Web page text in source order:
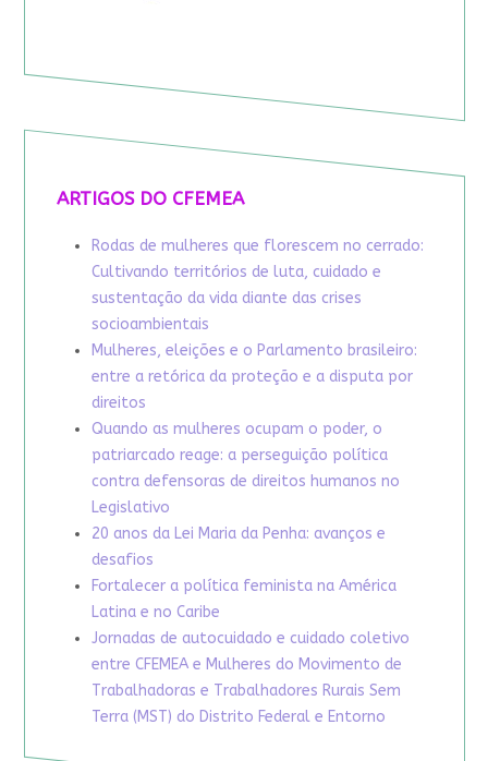
ARTIGOS DO CFEMEA
Rodas de mulheres que florescem no cerrado:
Cultivando territórios de luta, cuidado e
sustentação da vida diante das crises
socioambientais
Mulheres, eleições e o Parlamento brasileiro:
entre a retórica da proteção e a disputa por
direitos
Quando as mulheres ocupam o poder, o
patriarcado reage: a perseguição política
contra defensoras de direitos humanos no
Legislativo
20 anos da Lei Maria da Penha: avanços e
desafios
Fortalecer a política feminista na América
Latina e no Caribe
Jornadas de autocuidado e cuidado coletivo
entre CFEMEA e Mulheres do Movimento de
Trabalhadoras e Trabalhadores Rurais Sem
Terra (MST) do Distrito Federal e Entorno